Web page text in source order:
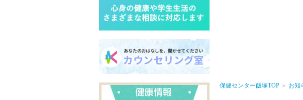
保健センター飯塚TOP ＞ お知